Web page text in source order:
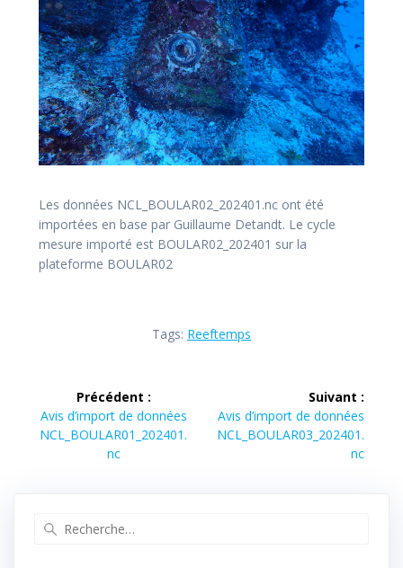
Les données NCL_BOULAR02_202401.nc ont été
importées en base par Guillaume Detandt. Le cycle
mesure importé est BOULAR02_202401 sur la
plateforme BOULAR02
Tags: Reeftemps
Navigation
de
l’article
Précédent :
Article
précédent :
Avis d’import de données
NCL_BOULAR01_202401.
nc
Suivant :
Article
suivant :
Avis d’import de données
NCL_BOULAR03_202401.
nc